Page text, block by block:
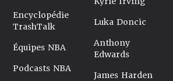
Encyclopédie
TrashTalk
Équipes NBA
Podcasts NBA
Luka Doncic
Anthony
Edwards
James Harden